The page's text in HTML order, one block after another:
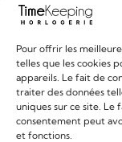
Pour offrir les
telles que les cookies
appareils. Le fait de
traiter des données
uniques sur ce site. Le
consentement peut
et fonctions.
02 31 47 49 97
Liens utiles